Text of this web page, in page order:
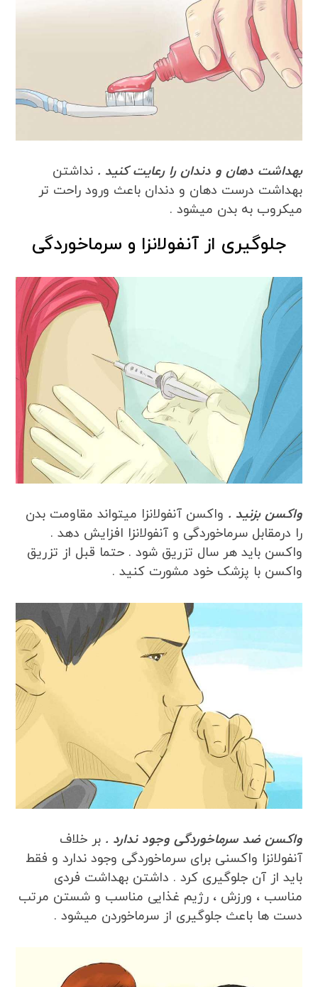
بهداشت دهان و دندان را رعایت کنید . نداشتن
بهداشت درست دهان و دندان باعث ورود راحت تر
میکروب به بدن میشود .
جلوگیری از آنفولانزا و سرماخوردگی
واکسن بزنید . واکسن آنفولانزا میتواند مقاومت بدن
را درمقابل سرماخوردگی و آنفولانزا افزایش دهد .
واکسن باید هر سال تزریق شود . حتما قبل از تزریق
واکسن با پزشک خود مشورت کنید .
واکسن ضد سرماخوردگی وجود ندارد . بر خلاف
آنفولانزا واکسنی برای سرماخوردگی وجود ندارد و فقط
باید از آن جلوگیری کرد . داشتن بهداشت فردی
مناسب ، ورزش ، رژیم غذایی مناسب و شستن مرتب
دست ها باعث جلوگیری از سرماخوردن میشود .